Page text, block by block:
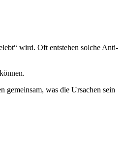
wird. Oft entstehen solche Anti-
was die Ursachen sein